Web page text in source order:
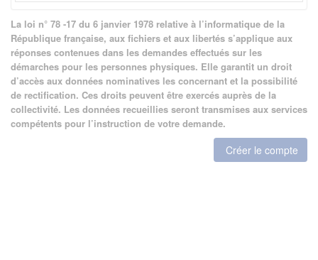
La loi n° 78 -17 du 6 janvier 1978 relative à l’informatique de la
République française, aux fichiers et aux libertés s’applique aux
réponses contenues dans les demandes effectués sur les
démarches pour les personnes physiques. Elle garantit un droit
d’accès aux données nominatives les concernant et la possibilité
de rectification. Ces droits peuvent être exercés auprès de la
collectivité. Les données recueillies seront transmises aux services
compétents pour l’instruction de votre demande.
Créer le compte